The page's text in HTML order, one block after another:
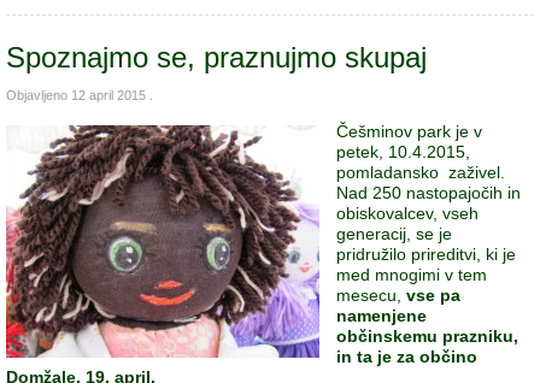
Spoznajmo se, praznujmo skupaj
Objavljeno 12 april 2015
Češminov park je v
petek, 10.4.2015,
pomladansko zaživel.
Nad 250 nastopajočih in
obiskovalcev, vseh
generacij, se je
pridružilo prireditvi, ki je
med mnogimi v tem
mesecu, vse pa
namenjene
občinskemu prazniku,
in ta je za občino
Domžale, 19. april.